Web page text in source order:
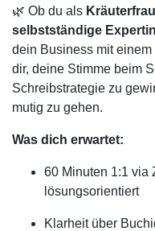
🌿 Ob du als
selbstständige Expertin
dein Business mit
dir, deine Stimme beim
Schreibstrategie zu
mutig zu gehen.
Was dich erwartet:
60 Minuten 1:1 via
lösungsorientiert
Klarheit über